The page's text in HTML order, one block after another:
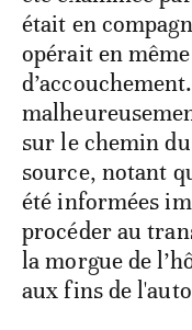
était en
opérait en
sur le chemin
source, notant
été informées
procéder au
la morgue de
aux fins de